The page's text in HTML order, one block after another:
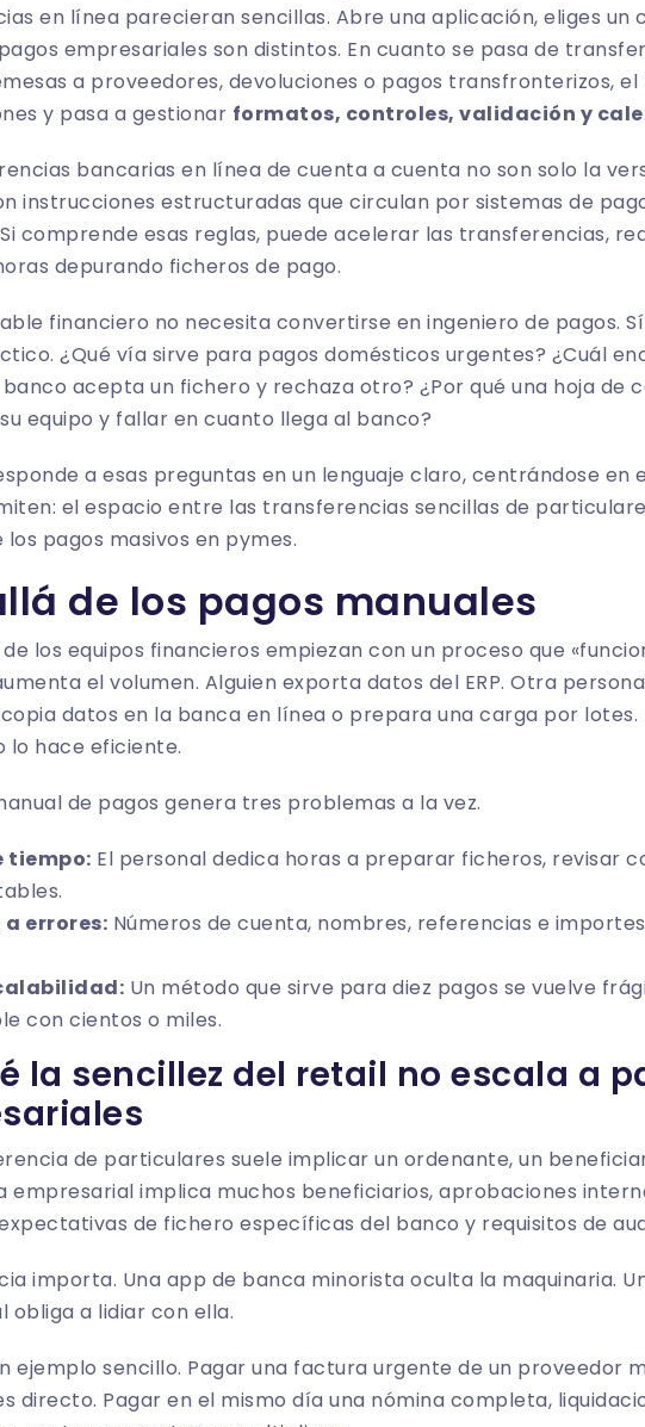
en línea parecieran sencillas. Abre una aplicación, eliges un
empresariales son distintos. En cuanto se pasa de
a proveedores, devoluciones o pagos transfronterizos,
y pasa a gestionar formatos, controles, validación y
bancarias en línea de cuenta a cuenta no son solo la
instrucciones estructuradas que circulan por sistemas de
comprende esas reglas, puede acelerar las transferencias,
depurando ficheros de pago.
financiero no necesita convertirse en ingeniero de pagos.
¿Qué vía sirve para pagos domésticos urgentes? ¿Cuál
banco acepta un fichero y rechaza otro? ¿Por qué una hoja de
equipo y fallar en cuanto llega al banco?
a esas preguntas en un lenguaje claro, centrándose en
el espacio entre las transferencias sencillas de
los pagos masivos en pymes.
de los pagos manuales
los equipos financieros empiezan con un proceso que
el volumen. Alguien exporta datos del ERP. Otra
datos en la banca en línea o prepara una carga por lotes.
lo hace eficiente.
de pagos genera tres problemas a la vez.
tiempo: El personal dedica horas a preparar ficheros, revisar
a errores: Números de cuenta, nombres, referencias e
Un método que sirve para diez pagos se vuelve
con cientos o miles.
la sencillez del retail no escala a
de particulares suele implicar un ordenante, un
empresarial implica muchos beneficiarios, aprobaciones
de fichero específicas del banco y requisitos de
importa. Una app de banca minorista oculta la maquinaria.
obliga a lidiar con ella.
ejemplo sencillo. Pagar una factura urgente de un proveedor
directo. Pagar en el mismo día una nómina completa,